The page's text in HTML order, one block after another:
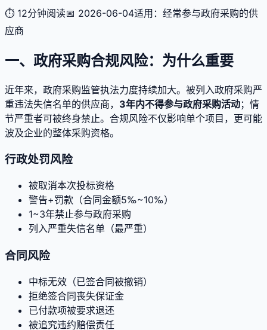
⏱ 12分钟阅读📅 2026-06-04适用：经常参与政府采购的供
应商
一、政府采购合规风险：为什么重要
近年来，政府采购监管执法力度持续加大。被列入政府采购严
重违法失信名单的供应商， 3年内不得参与政府采购活动；情
节严重者可被终身禁止。合规风险不仅影响单个项目，更可能
波及企业的整体采购资格。
行政处罚风险
被取消本次投标资格
警告+罚款（合同金额5‰~10‰）
1~3年禁止参与政府采购
列入严重失信名单（最严重）
合同风险
中标无效（已签合同被撤销）
拒绝签合同丧失保证金
已付款项被要求退还
被追究违约赔偿责任